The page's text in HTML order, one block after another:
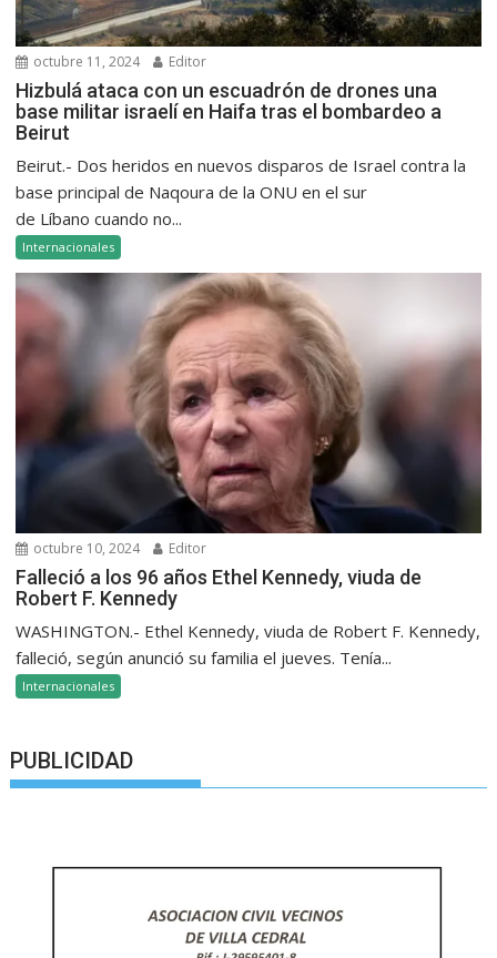
octubre 11, 2024 Editor
Hizbulá ataca con un escuadrón de drones una
base militar israelí en Haifa tras el bombardeo a
Beirut
Beirut.- Dos heridos en nuevos disparos de Israel contra la
base principal de Naqoura de la ONU en el sur
de Líbano cuando no...
Internacionales
octubre 10, 2024 Editor
Falleció a los 96 años Ethel Kennedy, viuda de
Robert F. Kennedy
WASHINGTON.- Ethel Kennedy, viuda de Robert F. Kennedy,
falleció, según anunció su familia el jueves. Tenía...
Internacionales
PUBLICIDAD